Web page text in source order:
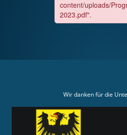
Wir danken für die